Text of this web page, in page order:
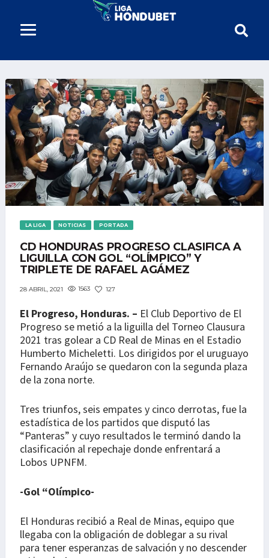
LA LIGA NOTICIAS PORTADA
CD HONDURAS PROGRESO CLASIFICA A
LIGUILLA CON GOL “OLÍMPICO” Y
TRIPLETE DE RAFAEL AGÁMEZ
28 ABRIL, 2021 1563 127
El Progreso, Honduras. – El Club Deportivo de El
Progreso se metió a la liguilla del Torneo Clausura
2021 tras golear a CD Real de Minas en el Estadio
Humberto Micheletti. Los dirigidos por el uruguayo
Fernando Araújo se quedaron con la segunda plaza
de la zona norte.
Tres triunfos, seis empates y cinco derrotas, fue la
estadística de los partidos que disputó las
“Panteras” y cuyo resultados le terminó dando la
clasificación al repechaje donde enfrentará a
Lobos UPNFM.
-Gol “Olímpico-
El Honduras recibió a Real de Minas, equipo que
llegaba con la obligación de doblegar a su rival
para tener esperanzas de salvación y no descender